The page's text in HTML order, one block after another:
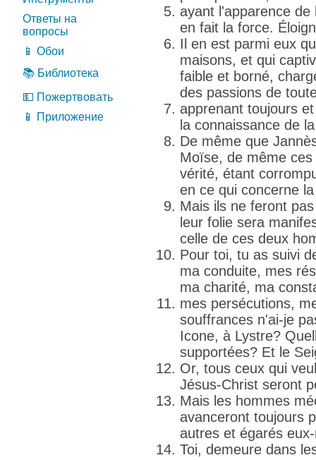
Ответы на
вопросы
📱 Обои
📚 Библиотека
💵 Пожертвовать
📱 Приложение
ayant l'apparence
en fait la force.
Il en est parmi eux
maisons, et qui
faible et borné,
des passions de
apprenant toujours
la connaissance de
De même que
Moïse, de même
vérité, étant
en ce qui concerne
Mais ils ne feront
leur folie sera
celle de ces deux
Pour toi, tu as suivi
ma conduite, mes
ma charité, ma
mes persécutions,
souffrances n'ai-je
Icone, à Lystre?
supportées? Et le
Or, tous ceux qui
Jésus-Christ seront
Mais les hommes
avanceront toujours
autres et égarés
Toi, demeure dans